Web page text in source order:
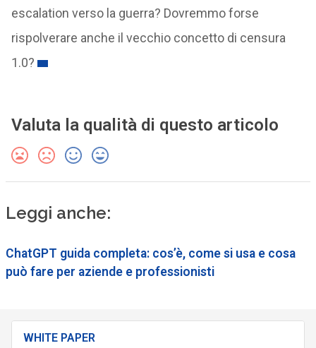
escalation verso la guerra? Dovremmo forse
rispolverare anche il vecchio concetto di censura
1.0?
Valuta la qualità di questo articolo
Leggi anche:
ChatGPT guida completa: cos’è, come si usa e cosa
può fare per aziende e professionisti
WHITE PAPER